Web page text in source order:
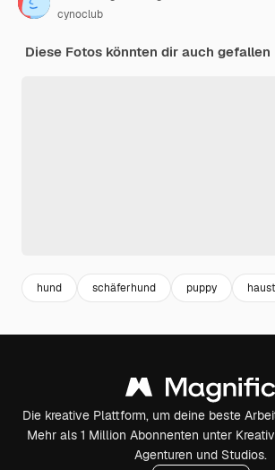
cynoclub
Diese Fotos könnten dir auch gefallen
hund schäferhund puppy
Die kreative Plattform, um deine beste
Mehr als 1 Million Abonnenten unter
Agenturen und Studios.